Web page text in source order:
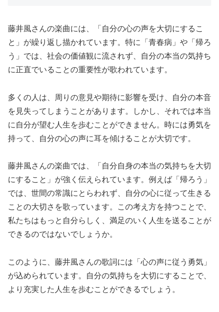
藤井風さんの楽曲には、「自分の心の声を大切にするこ
と」が繰り返し描かれています。特に「青春病」や「帰ろ
う」では、社会の価値観に流されず、自分の本当の気持ち
に正直でいることの重要性が歌われています。
多くの人は、周りの意見や期待に影響を受け、自分の本音
を見失ってしまうことがあります。しかし、それでは本当
に自分が望む人生を歩むことができません。時には勇気を
持って、自分の心の声に耳を傾けることが大切です。
藤井風さんの楽曲では、「自分自身の本当の気持ちを大切
にすること」が強く伝えられています。例えば「帰ろう」
では、世間の常識にとらわれず、自分の心に従って生きる
ことの大切さを歌っています。この考え方を持つことで、
私たちはもっと自分らしく、満足のいく人生を送ることが
できるのではないでしょうか。
このように、藤井風さんの歌詞には「心の声に従う勇気」
が込められています。自分の気持ちを大切にすることで、
より充実した人生を歩むことができるでしょう。